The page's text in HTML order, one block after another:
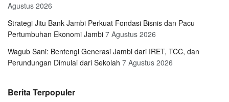
Agustus 2026
Strategi Jitu Bank Jambi Perkuat Fondasi Bisnis dan Pacu
Pertumbuhan Ekonomi Jambi 7 Agustus 2026
Wagub Sani: Bentengi Generasi Jambi dari IRET, TCC, dan
Perundungan Dimulai dari Sekolah 7 Agustus 2026
Berita Terpopuler